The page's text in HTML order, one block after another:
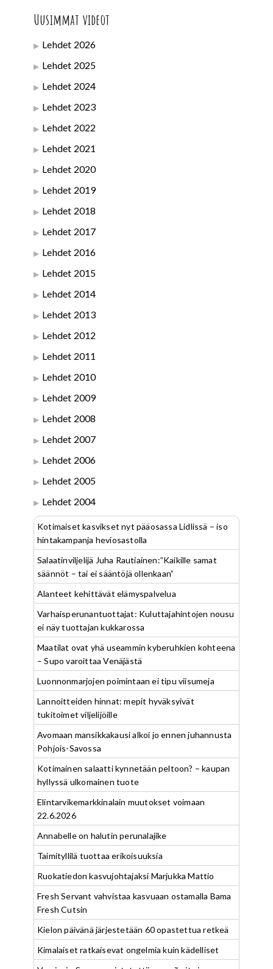
Uusimmat videot
Lehdet 2026
Lehdet 2025
Lehdet 2024
Lehdet 2023
Lehdet 2022
Lehdet 2021
Lehdet 2020
Lehdet 2019
Lehdet 2018
Lehdet 2017
Lehdet 2016
Lehdet 2015
Lehdet 2014
Lehdet 2013
Lehdet 2012
Lehdet 2011
Lehdet 2010
Lehdet 2009
Lehdet 2008
Lehdet 2007
Lehdet 2006
Lehdet 2005
Lehdet 2004
Kotimaiset kasvikset nyt pääosassa Lidlissä – iso
hintakampanja heviosastolla
Salaatinviljelijä Juha Rautiainen:”Kaikille samat
säännöt – tai ei sääntöjä ollenkaan”
Alanteet kehittävät elämyspalvelua
Varhaisperunantuottajat: Kuluttajahintojen nousu
ei näy tuottajan kukkarossa
Maatilat ovat yhä useammin kyberuhkien kohteena
– Supo varoittaa Venäjästä
Luonnonmarjojen poimintaan ei tipu viisumeja
Lannoitteiden hinnat: mepit hyväksyivät
tukitoimet viljelijöille
Avomaan mansikkakausi alkoi jo ennen juhannusta
Pohjois-Savossa
Kotimainen salaatti kynnetään peltoon? – kaupan
hyllyssä ulkomainen tuote
Elintarvikemarkkinalain muutokset voimaan
22.6.2026
Annabelle on halutin perunalajike
Taimityllilä tuottaa erikoisuuksia
Ruokatiedon kasvujohtajaksi Marjukka Mattio
Fresh Servant vahvistaa kasvuaan ostamalla Bama
Fresh Cutsin
Kielon päivänä järjestetään 60 opastettua retkeä
Kimalaiset ratkaisevat ongelmia kuin kädelliset